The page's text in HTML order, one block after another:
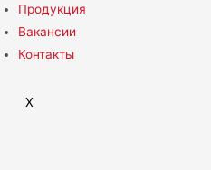
Продукция
Вакансии
Контакты
X